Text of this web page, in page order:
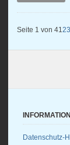
Seite 1 von 4123
Datenschutz-